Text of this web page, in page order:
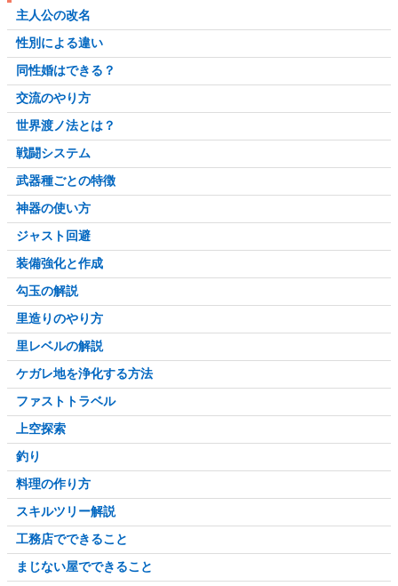
主人公の改名
性別による違い
同性婚はできる？
交流のやり方
世界渡ノ法とは？
戦闘システム
武器種ごとの特徴
神器の使い方
ジャスト回避
装備強化と作成
勾玉の解説
里造りのやり方
里レベルの解説
ケガレ地を浄化する方法
ファストトラベル
上空探索
釣り
料理の作り方
スキルツリー解説
工務店でできること
まじない屋でできること